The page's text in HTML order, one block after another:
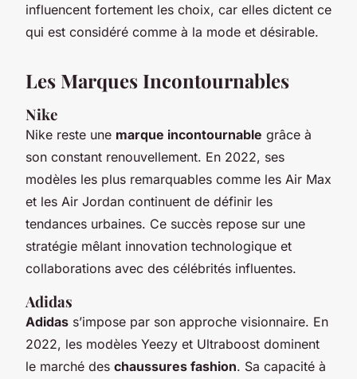
influencent fortement les choix, car elles dictent ce
qui est considéré comme à la mode et désirable.
Les Marques Incontournables
Nike
Nike reste une marque incontournable grâce à
son constant renouvellement. En 2022, ses
modèles les plus remarquables comme les Air Max
et les Air Jordan continuent de définir les
tendances urbaines. Ce succès repose sur une
stratégie mêlant innovation technologique et
collaborations avec des célébrités influentes.
Adidas
Adidas s’impose par son approche visionnaire. En
2022, les modèles Yeezy et Ultraboost dominent
le marché des chaussures fashion. Sa capacité à